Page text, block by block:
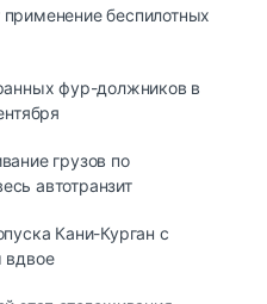
беспилотных
фур-должников в
грузов по
автотранзит
Кани-Курган с
вдвое